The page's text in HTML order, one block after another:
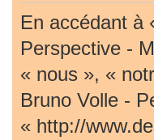
En accédant à
Perspective -
« nous », «
Bruno Volle -
« http://